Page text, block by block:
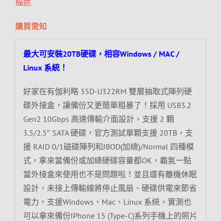
描述
購買需知
最大可安裝20TB硬碟，相容Windows / MAC /
Linux 系統！
好家在有伽利略 35D-U322RM 雙層抽取式陣列硬
碟外接盒，讓備份又更簡單粗暴了！採用 USB3.2
Gen2 10Gbps 高速傳輸介面設計，支援 2 顆
3.5/2.5″ SATA 硬碟，官方測試單顆支援 20TB，支
援 RAID 0/1磁碟陣列和JBOD(加總)/Normal 四種模
式，拿來當備份或加總硬碟容量都OK，霸氣一點
當外接盒來使用也不是問題啦！並且還有離機休眠
設計，未接上傳輸線將停止風扇、硬碟供電來節省
電力，支援Windows、Mac、Linux 系統，實測也
可以拿來備份IPhone 15 (Type-C)系列手機上的照片